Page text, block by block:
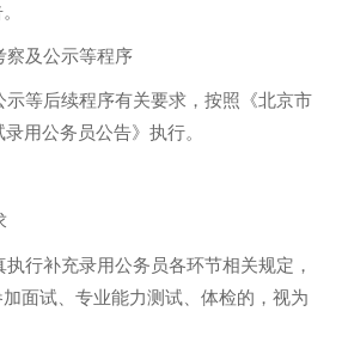
察及公示等程序
示等后续程序有关要求，按照《北京市
用公务员公告》执行。
行补充录用公务员各环节相关规定，
面试、专业能力测试、体检的，视为